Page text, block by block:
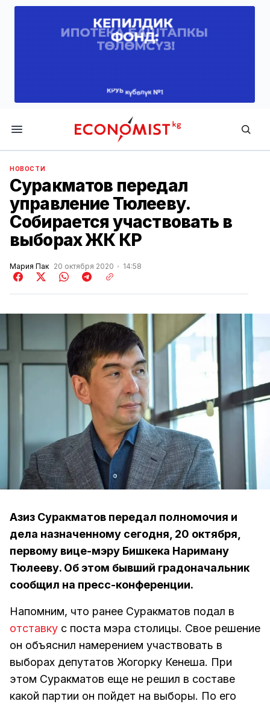
Economist.kg
НОВОСТИ
Суракматов передал
управление Тюлееву.
Собирается участвовать в
выборах ЖК КР
Мария Пак 20 октября 2020 14:58
Азиз Суракматов передал полномочия и
дела назначенному сегодня, 20 октября,
первому вице-мэру Бишкека Нариману
Тюлееву. Об этом бывший градоначальник
сообщил на пресс-конференции.
Напомним, что ранее Суракматов подал в
отставку с поста мэра столицы. Свое решение
он объяснил намерением участвовать в
выборах депутатов Жогорку Кенеша. При
этом Суракматов еще не решил в составе
какой партии он пойдет на выборы. По его